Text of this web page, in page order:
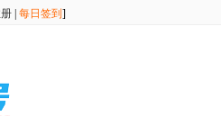
每日签到 ]